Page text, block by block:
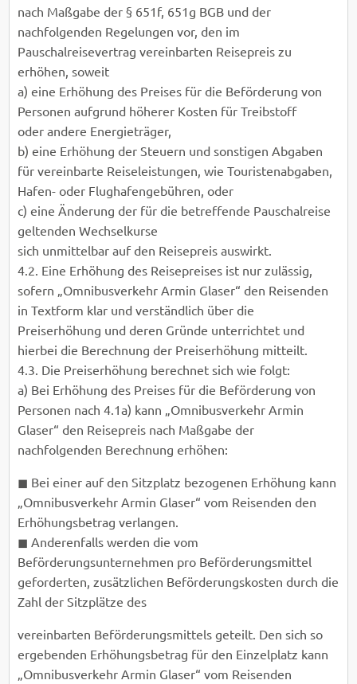
nach Maßgabe der § 651f, 651g BGB und der
nachfolgenden Regelungen vor, den im
Pauschalreisevertrag vereinbarten Reisepreis zu
erhöhen, soweit
a) eine Erhöhung des Preises für die Beförderung von
Personen aufgrund höherer Kosten für Treibstoff
oder andere Energieträger,
b) eine Erhöhung der Steuern und sonstigen Abgaben
für vereinbarte Reiseleistungen, wie Touristenabgaben,
Hafen- oder Flughafengebühren, oder
c) eine Änderung der für die betreffende Pauschalreise
geltenden Wechselkurse
sich unmittelbar auf den Reisepreis auswirkt.
4.2. Eine Erhöhung des Reisepreises ist nur zulässig,
sofern „Omnibusverkehr Armin Glaser“ den Reisenden
in Textform klar und verständlich über die
Preiserhöhung und deren Gründe unterrichtet und
hierbei die Berechnung der Preiserhöhung mitteilt.
4.3. Die Preiserhöhung berechnet sich wie folgt:
a) Bei Erhöhung des Preises für die Beförderung von
Personen nach 4.1a) kann „Omnibusverkehr Armin
Glaser“ den Reisepreis nach Maßgabe der
nachfolgenden Berechnung erhöhen:
◼ Bei einer auf den Sitzplatz bezogenen Erhöhung kann
„Omnibusverkehr Armin Glaser“ vom Reisenden den
Erhöhungsbetrag verlangen.
◼ Anderenfalls werden die vom
Beförderungsunternehmen pro Beförderungsmittel
geforderten, zusätzlichen Beförderungskosten durch die
Zahl der Sitzplätze des
vereinbarten Beförderungsmittels geteilt. Den sich so
ergebenden Erhöhungsbetrag für den Einzelplatz kann
„Omnibusverkehr Armin Glaser“ vom Reisenden